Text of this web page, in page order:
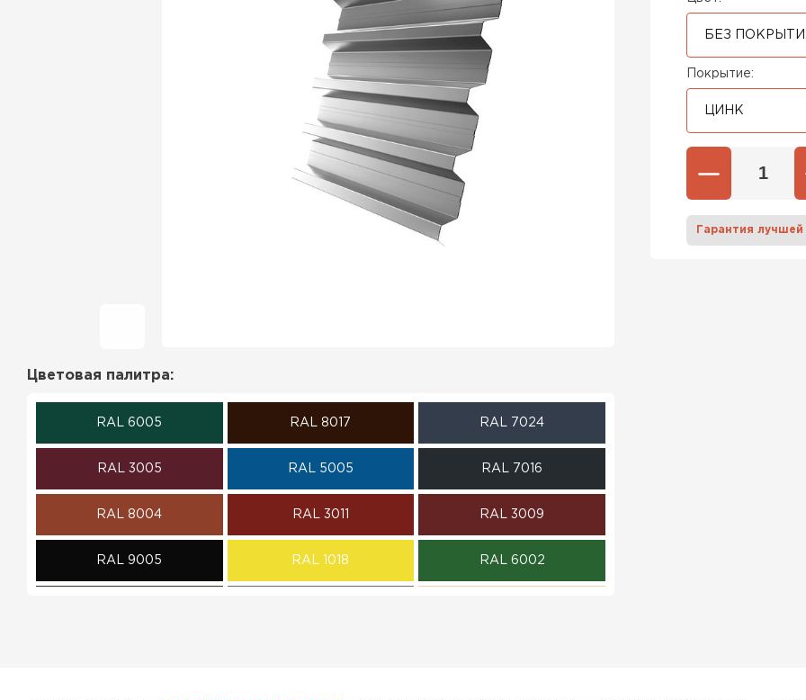
Фальцевая кровля
Гибкая черепица
Водосточная система
Цветовая палитра:
RAL 6005 RAL 8017 RAL 7024
RAL 3005 RAL 5005 RAL 7016
RAL 8004 RAL 3011 RAL 3009
RAL 9005 RAL 1018 RAL 6002
БЕЗ
Покрытие:
ЦИНК
Гарантия лучшей
Профилированный лист
ПЕРЕЙТИ